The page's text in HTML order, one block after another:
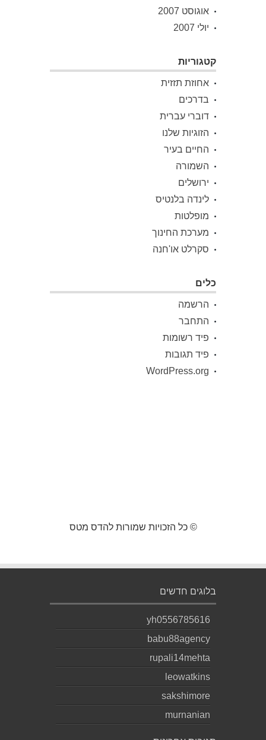
אוגוסט 2007
יולי 2007
קטגוריות
אחוזת תזזית
בדרכים
דוברי עברית
הזוגיות שלנו
החיים בעיר
השמורה
ירושלים
לינדה בלנטיס
מופלטות
מערכת החינוך
סקרלט או'חנה
כלים
הרשמה
התחבר
פיד רשומות
פיד תגובות
WordPress.org
© כל הזכויות שמורות להדס מטס
בלוגים חדשים
yh0556785616
babu88agency
rupali14mehta
leowatkins
sakshimore
murnanian